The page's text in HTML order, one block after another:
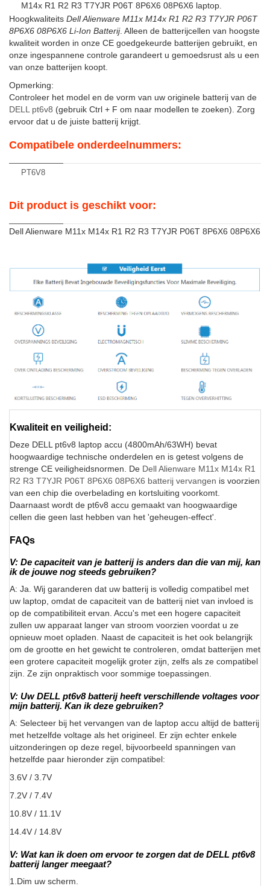
M14x R1 R2 R3 T7YJR P06T 8P6X6 08P6X6 laptop.
Hoogkwaliteits Dell Alienware M11x M14x R1 R2 R3 T7YJR P06T
8P6X6 08P6X6 Li-Ion Batterij. Alleen de batterijcellen van hoogste
kwaliteit worden in onze CE goedgekeurde batterijen gebruikt, en
onze ingespannene controle garandeert u gemoedsrust als u een
van onze batterijen koopt.
Opmerking:
Controleer het model en de vorm van uw originele batterij van de
DELL pt6v8 (gebruik Ctrl + F om naar modellen te zoeken). Zorg
ervoor dat u de juiste batterij krijgt.
Compatibele onderdeelnummers:
PT6V8
Dit product is geschikt voor:
Dell Alienware M11x M14x R1 R2 R3 T7YJR P06T 8P6X6 08P6X6
Kwaliteit en veiligheid:
Deze DELL pt6v8 laptop accu (4800mAh/63WH) bevat
hoogwaardige technische onderdelen en is getest volgens de
strenge CE veiligheidsnormen. De Dell Alienware M11x M14x R1
R2 R3 T7YJR P06T 8P6X6 08P6X6 batterij vervangen is voorzien
van een chip die overbelading en kortsluiting voorkomt.
Daarnaast wordt de pt6v8 accu gemaakt van hoogwaardige
cellen die geen last hebben van het 'geheugen-effect'.
FAQs
V: De capaciteit van je batterij is anders dan die van mij, kan
ik de jouwe nog steeds gebruiken?
A: Ja. Wij garanderen dat uw batterij is volledig compatibel met
uw laptop, omdat de capaciteit van de batterij niet van invloed is
op de compatibiliteit ervan. Accu's met een hogere capaciteit
zullen uw apparaat langer van stroom voorzien voordat u ze
opnieuw moet opladen. Naast de capaciteit is het ook belangrijk
om de grootte en het gewicht te controleren, omdat batterijen met
een grotere capaciteit mogelijk groter zijn, zelfs als ze compatibel
zijn. Ze zijn onpraktisch voor sommige toepassingen.
V: Uw DELL pt6v8 batterij heeft verschillende voltages voor
mijn batterij. Kan ik deze gebruiken?
A: Selecteer bij het vervangen van de laptop accu altijd de batterij
met hetzelfde voltage als het origineel. Er zijn echter enkele
uitzonderingen op deze regel, bijvoorbeeld spanningen van
hetzelfde paar hieronder zijn compatibel:
3.6V / 3.7V
7.2V / 7.4V
10.8V / 11.1V
14.4V / 14.8V
V: Wat kan ik doen om ervoor te zorgen dat de DELL pt6v8
batterij langer meegaat?
1.Dim uw scherm.